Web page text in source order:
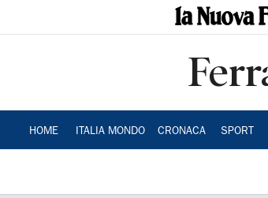
HOME ITALIA MONDO CRONACA SPORT